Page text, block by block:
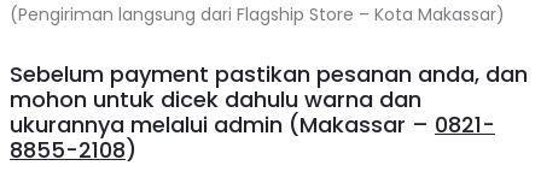
(Pengiriman langsung dari Flagship Store – Kota Makassar)
Sebelum payment pastikan pesanan anda, dan
mohon untuk dicek dahulu warna dan
ukurannya melalui admin (Makassar – 0821-
8855-2108)